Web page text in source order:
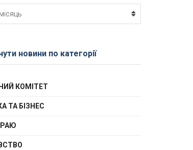
новини по категорії
КОМІТЕТ
ТА БІЗНЕС